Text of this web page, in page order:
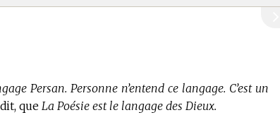
Persan. Personne n’entend ce langage. C’est un
que La Poésie est le langage des Dieux.